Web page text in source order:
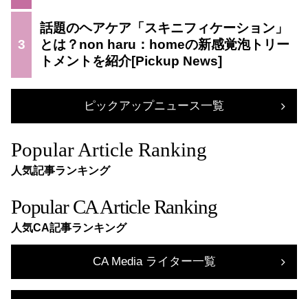
3
話題のヘアケア「スキニフィケーション」
とは？non haru：homeの新感覚泡トリー
トメントを紹介
ピックアップニュース一覧
Popular Article Ranking
人気記事ランキング
Popular CA Article Ranking
人気CA記事ランキング
CA Media ライター一覧